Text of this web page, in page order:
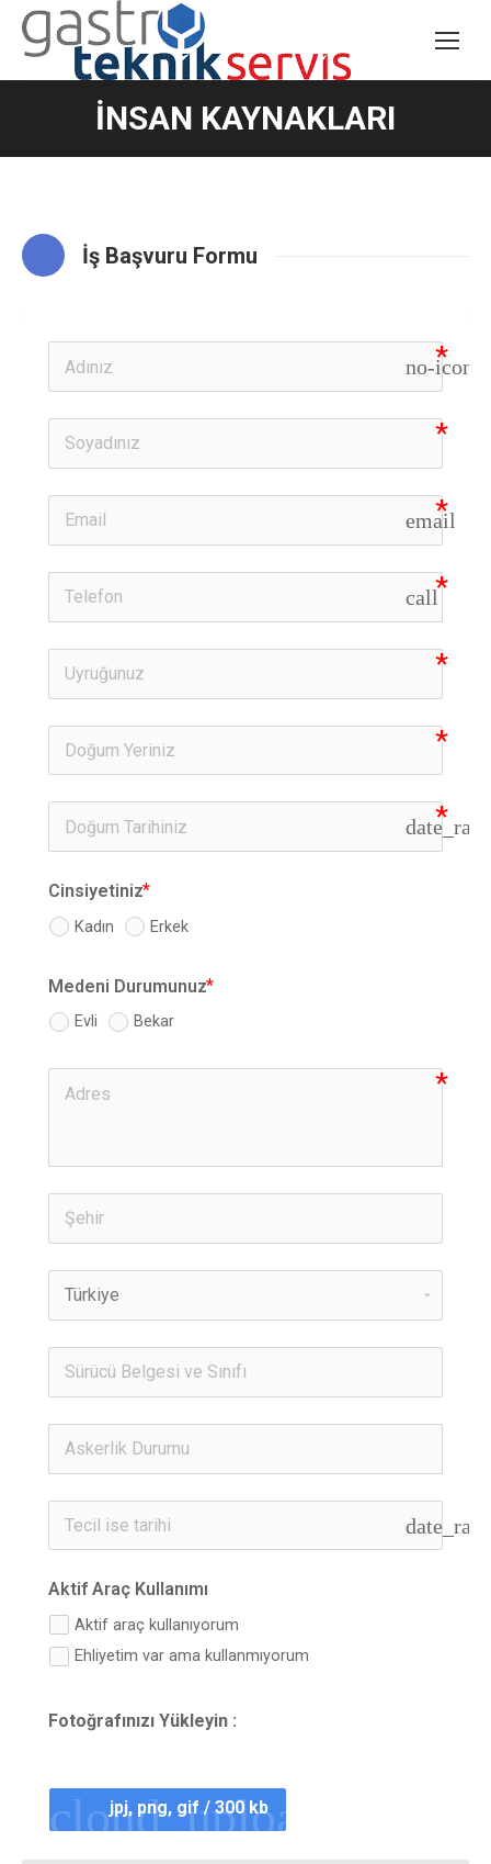
İNSAN KAYNAKLARI
İş Başvuru Formu
no-icon
email
call
Cinsiyetiniz
Kadın Erkek
Medeni Durumunuz
Evli Bekar
Aktif Araç Kullanımı
Aktif araç kullanıyorum
Ehliyetim var ama kullanmıyorum
Fotoğrafınızı Yükleyin :
cloud_upload
jpj, png, gif / 300 kb